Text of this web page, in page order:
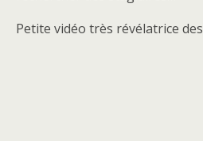
Petite vidéo très révélatrice